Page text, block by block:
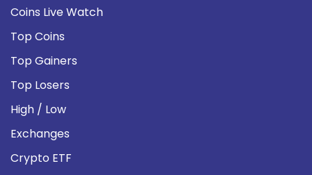
Coins Live Watch
Top Coins
Top Gainers
Top Losers
High / Low
Exchanges
Crypto ETF